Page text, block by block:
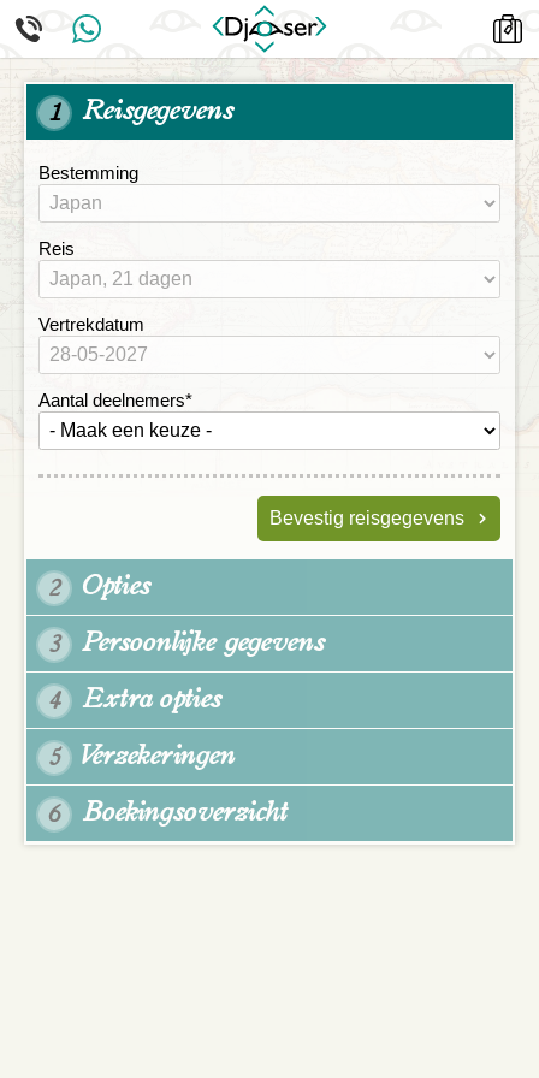
1 Reisgegevens
Bestemming
Reis
Vertrekdatum
Aantal deelnemers*
Bevestig reisgegevens
2 Opties
3 Persoonlijke gegevens
4 Extra opties
5 Verzekeringen
6 Boekingsoverzicht